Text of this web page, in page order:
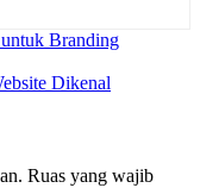
Branding
Dikenal
Ruas yang wajib